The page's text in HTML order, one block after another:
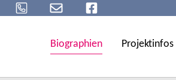
Biographien Projektinfos